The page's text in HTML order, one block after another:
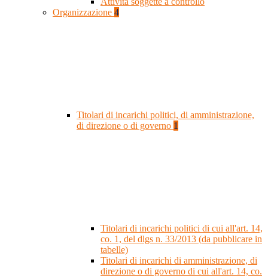
Organizzazione 4
Titolari di incarichi politici, di amministrazione,
di direzione o di governo 1
Titolari di incarichi politici di cui all'art. 14,
co. 1, del dlgs n. 33/2013 (da pubblicare in
tabelle)
Titolari di incarichi di amministrazione, di
direzione o di governo di cui all'art. 14, co.